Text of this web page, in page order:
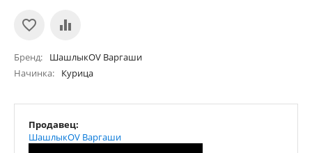
Бренд
ШашлыкOV Варгаши
Начинка
Курица
Продавец:
ШашлыкOV Варгаши